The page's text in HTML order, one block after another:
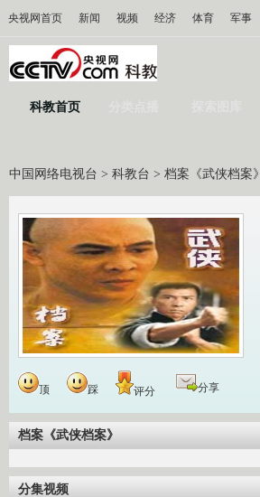
央视网首页 新闻 视频 经济 体育 军事
科教首页
中国网络电视台 > 科教台 > 档案《武侠档案》
顶 踩 评分 分享
档案《武侠档案》
分集视频